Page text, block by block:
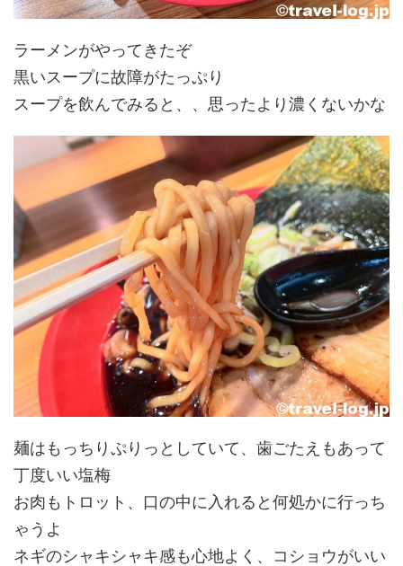
ラーメンがやってきたぞ
黒いスープに故障がたっぷり
スープを飲んでみると、、思ったより濃くないかな
麺はもっちりぷりっとしていて、歯ごたえもあって
丁度いい塩梅
お肉もトロット、口の中に入れると何処かに行っち
ゃうよ
ネギのシャキシャキ感も心地よく、コショウがいい